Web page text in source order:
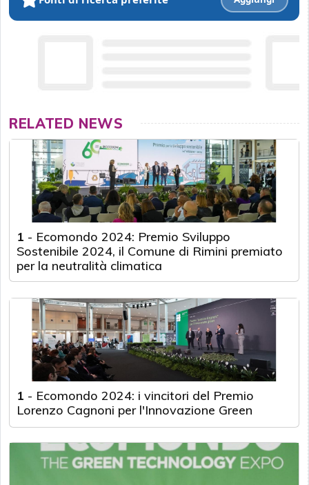
RELATED NEWS
1 - Ecomondo 2024: Premio Sviluppo
Sostenibile 2024, il Comune di Rimini premiato
per la neutralità climatica
1 - Ecomondo 2024: i vincitori del Premio
Lorenzo Cagnoni per l'Innovazione Green